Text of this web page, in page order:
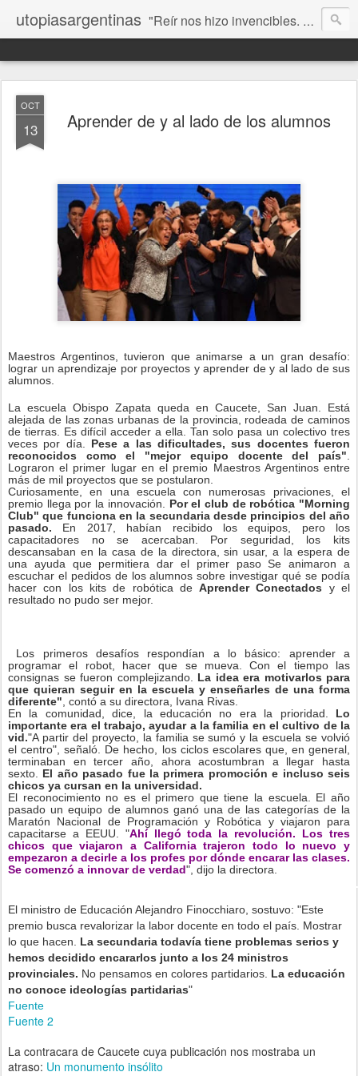
utopiasargentinas "Reír nos hizo invencibles. No como los que siempre ganan, sino como aquellos que no se rinden”. Frida Kahlo
OCT
13 Aprender de y al lado de los alumnos
Maestros Argentinos, tuvieron que animarse a un gran desafío:
lograr un aprendizaje por proyectos y aprender de y al lado de sus
alumnos.
La escuela Obispo Zapata queda en Caucete, San Juan. Está
alejada de las zonas urbanas de la provincia, rodeada de caminos
de tierras. Es difícil acceder a ella. Tan solo pasa un colectivo tres
veces por día. Pese a las dificultades, sus docentes fueron
reconocidos como el "mejor equipo docente del país"
Lograron el primer lugar en el premio Maestros Argentinos entre
más de mil proyectos que se postularon.
Curiosamente, en una escuela con numerosas privaciones, el
premio llega por la innovación. Por el club de robótica "Morning
Club" que funciona en la secundaria desde principios del año
pasado. En 2017, habían recibido los equipos, pero los
capacitadores no se acercaban. Por seguridad, los kits
descansaban en la casa de la directora, sin usar, a la espera de
una ayuda que permitiera dar el primer paso Se animaron a
escuchar el pedidos de los alumnos sobre investigar qué se podía
hacer con los kits de robótica deAprender Conectados y el
resultado no pudo ser mejor.
Los primeros desafíos respondían a lo básico: aprender a
programar el robot, hacer que se mueva. Con el tiempo las
consignas se fueron complejizando. La idea era motivarlos para
que quieran seguir en la escuela y enseñarles de una forma
diferente" , contó a su directora, Ivana Rivas.
En la comunidad, dice, la educación no era la prioridad.
Lo
importante era el trabajo, ayudar a la familia en el cultivo de la
vid."A partir del proyecto, la familia se sumó y la escuela se volvió
el centro", señaló. De hecho, los ciclos escolares que, en general,
terminaban en tercer año, ahora acostumbran a llegar hasta
sexto.
El año pasado fue la primera promoción e incluso seis
chicos ya cursan en la universidad.
El reconocimiento no es el primero que tiene la escuela. El año
pasado un equipo de alumnos ganó una de las categorías de la
Maratón Nacional de Programación y Robótica y viajaron para
capacitarse a EEUU. "Ahí llegó toda la revolución. Los tres
chicos que viajaron a California trajeron todo lo nuevo y
empezaron a decirle a los profes por dónde encarar las clases.
Se comenzó a innovar de verdad", dijo la directora.
El ministro de Educación Alejandro Finocchiaro, sostuvo: "Este
premio busca revalorizar la labor docente en todo el país. Mostrar
lo que hacen. La secundaria todavía tiene problemas serios y
hemos decidido encararlos junto a los 24 ministros
provinciales. No pensamos en colores partidarios. La educación
no conoce ideologías partidarias"
Fuente
Fuente 2
La contracara de Caucete cuya publicación nos mostraba un
atraso: Un monumento insólito